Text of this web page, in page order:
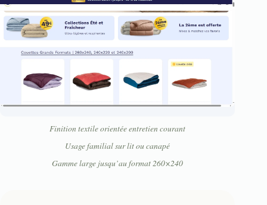
Finition textile orientée entretien courant
Usage familial sur lit ou canapé
Gamme large jusqu’au format 260×240